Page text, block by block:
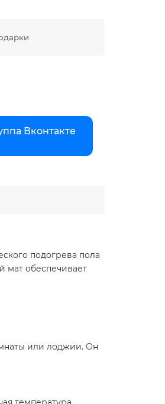
Вконтакте
подогрева пола
мат обеспечивает
или лоджии. Он